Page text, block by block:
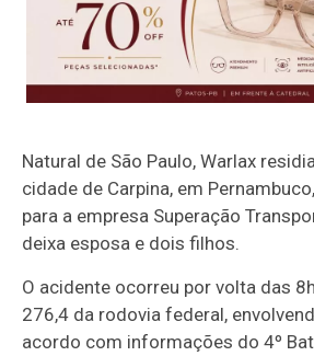
Natural de São Paulo, Warlax
cidade de Carpina, em
para a empresa Superação
deixa esposa e dois filhos.
O acidente ocorreu por volta das
276,4 da rodovia federal,
acordo com informações do 4º